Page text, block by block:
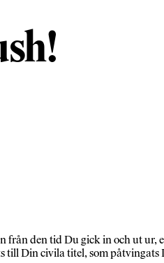
den tid Du gick in och ut ur,
Din civila titel, som påtvingats